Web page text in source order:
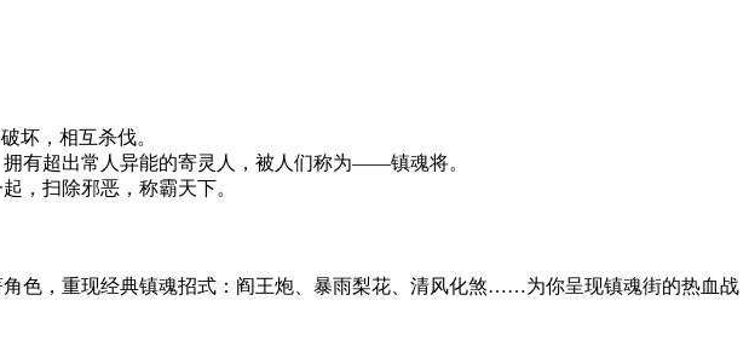
坏，相互杀伐。
有超出常人异能的寄灵人，被人们称为——镇魂将。
，扫除邪恶，称霸天下。
色，重现经典镇魂招式：阎王炮、暴雨梨花、清风化煞……为你呈现镇魂街的热血战